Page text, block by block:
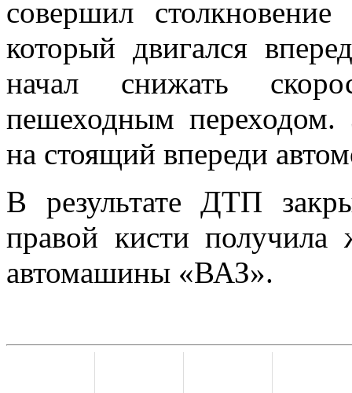
совершил
который двигался
начал снижать
пешеходным переходом.
на стоящий впереди
В результате ДТП
правой кисти
автомашины «ВАЗ».